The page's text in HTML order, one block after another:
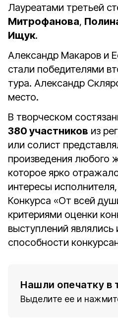
Лауреатами третьей
Митрофанова,
Ищук.
Александр Макаров и
стали победителями
тура. Александр
место.
В творческом
380 участников из
или солист
произведения любого
которое ярко
интересы
Конкурса «От всей
критериями оценки
выступлений являлись
способности
Нашли опечатку в
Выделите ее и